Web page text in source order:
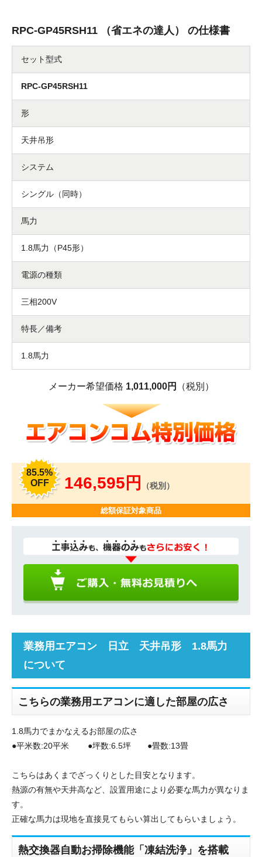
RPC-GP45RSH11 （省エネの達人） の仕様書
セット型式
RPC-GP45RSH11
形
天井吊形
システム
シングル（同時）
馬力
1.8馬力（P45形）
電源の種類
三相200V
特長／備考
1.8馬力
メーカー希望価格 1,011,000円 （税別）
85.5%
OFF
146,595円 （税別）
総額保証対象商品
業務用エアコン 日立 天井吊形 1.8馬力
について
こちらの業務用エアコンに適した部屋の広さ
1.8馬力でまかなえるお部屋の広さ
●平米数:20平米 ●坪数:6.5坪 ●畳数:13畳
こちらはあくまでざっくりとした目安となります。
熱源の有無や天井高など、設置用途により必要な馬力が異なりま
す。
正確な馬力は現地を直接見てもらい算出してもらいましょう。
熱交換器自動お掃除機能「凍結洗浄」を搭載